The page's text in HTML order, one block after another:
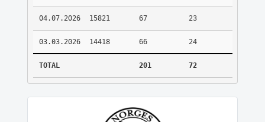
04.07.2026 15821 67 23
03.03.2026 14418 66 24
TOTAL 201 72